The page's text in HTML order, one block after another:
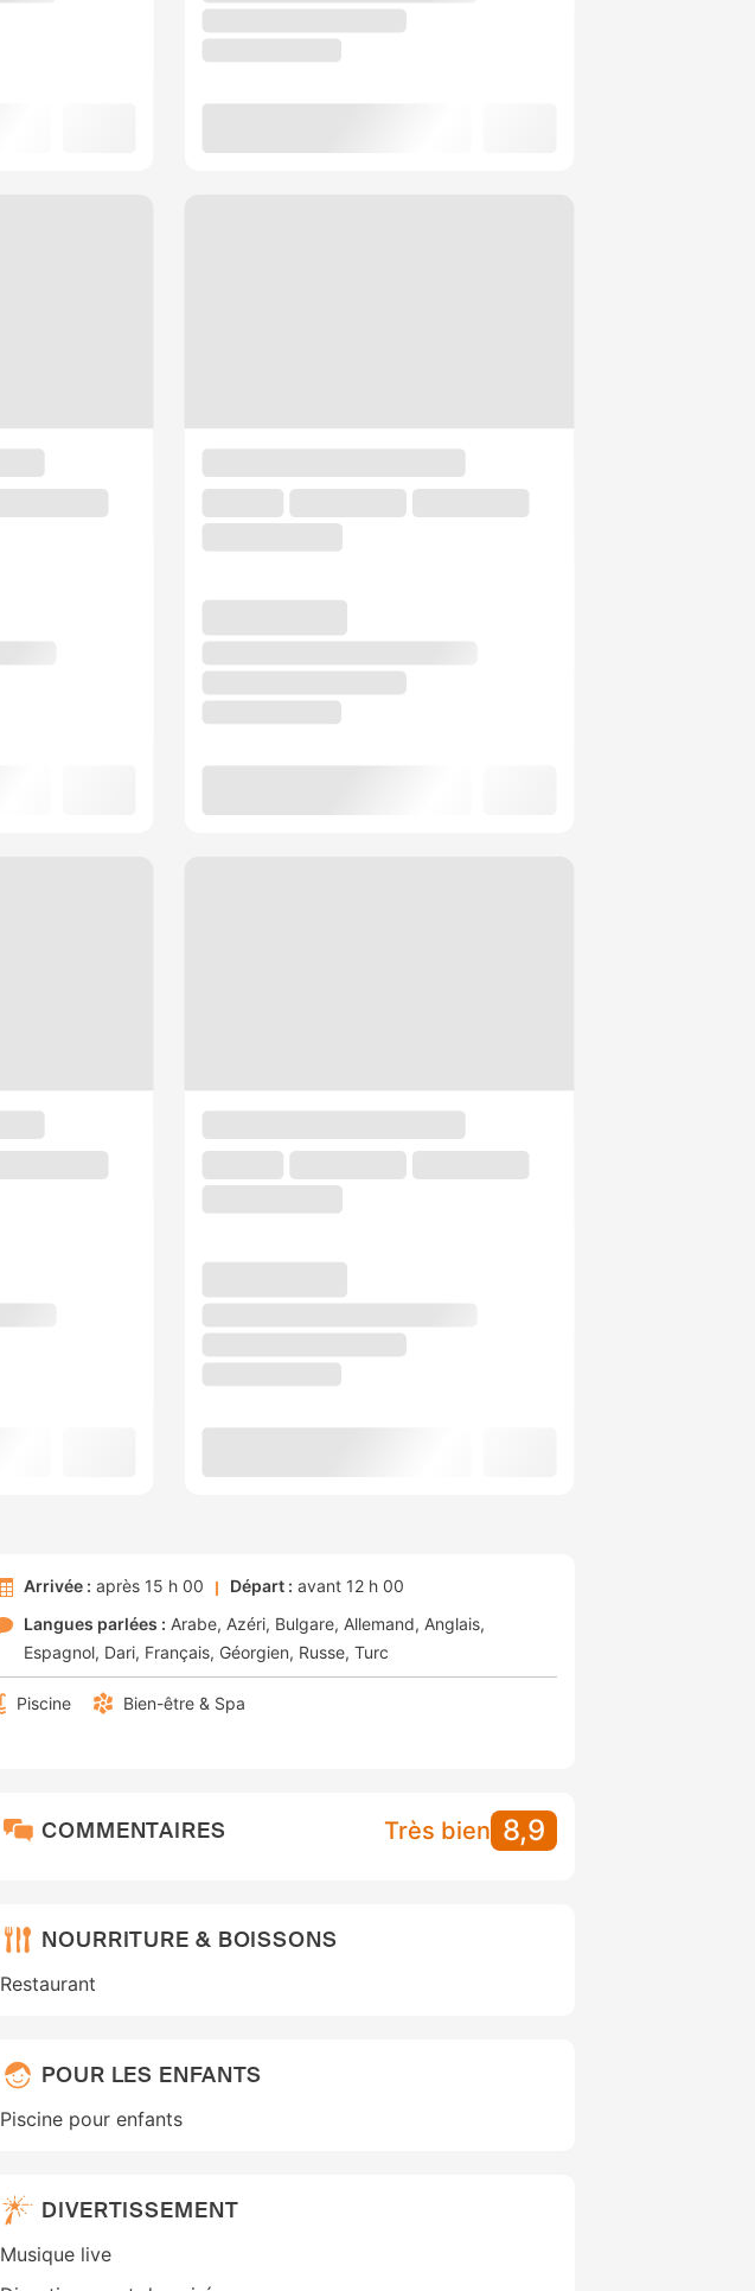
Arrivée : après 15 h 00 Départ : avant 12 h 00
Langues parlées : Arabe Azéri Bulgare Allemand Anglais
Espagnol Dari Français Géorgien Russe Turc
Piscine Bien-être & Spa
COMMENTAIRES Très bien 8,9
NOURRITURE & BOISSONS
Restaurant
POUR LES ENFANTS
Piscine pour enfants
DIVERTISSEMENT
Musique live